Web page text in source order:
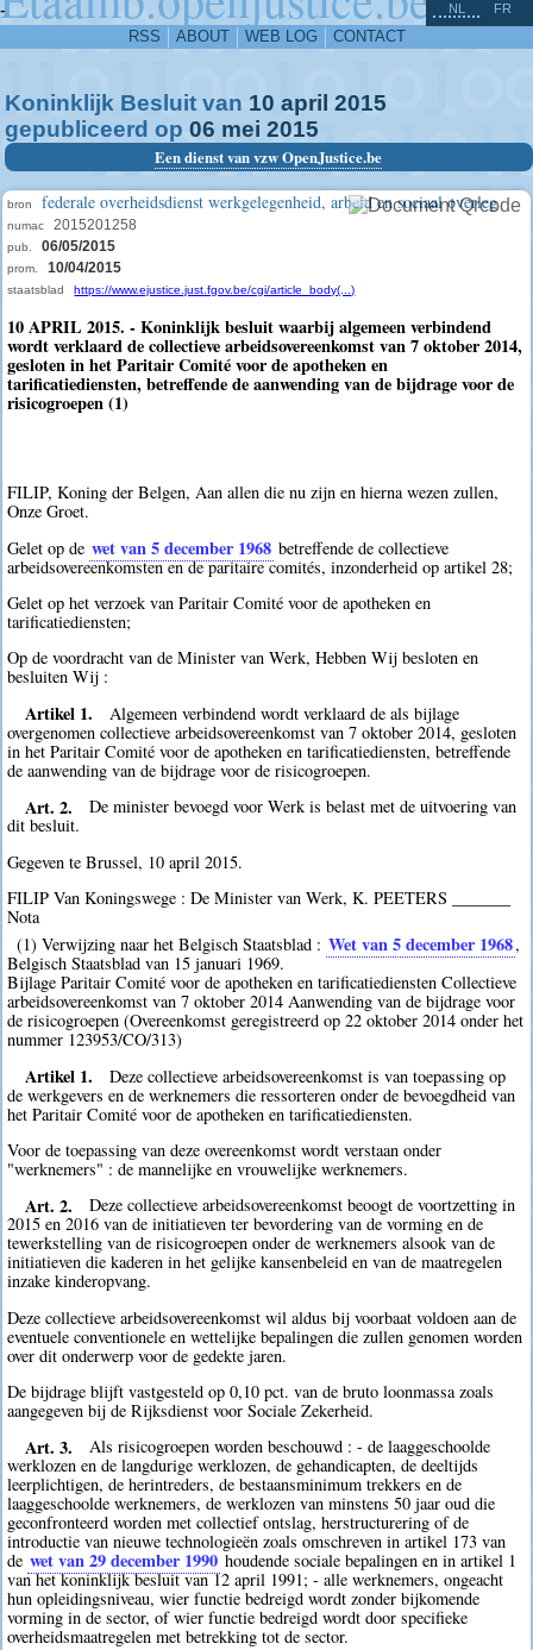
-
RSS ABOUT WEB LOG CONTACT
NL FR
Koninklijk Besluit van 10 april 2015
gepubliceerd op 06 mei 2015
Een dienst van vzw OpenJustice.be
bron federale overheidsdienst werkgelegenheid, arbeid en sociaal overleg
numac 2015201258
pub. 06/05/2015
prom. 10/04/2015
staatsblad https://www.ejustice.just.fgov.be/cgi/article_body(...)
10 APRIL 2015. - Koninklijk besluit waarbij algemeen verbindend
wordt verklaard de collectieve arbeidsovereenkomst van 7 oktober 2014,
gesloten in het Paritair Comité voor de apotheken en
tarificatiediensten, betreffende de aanwending van de bijdrage voor de
risicogroepen (1)
FILIP, Koning der Belgen, Aan allen die nu zijn en hierna wezen zullen,
Onze Groet.
Gelet op de wet van 5 december 1968 betreffende de collectieve
arbeidsovereenkomsten en de paritaire comités, inzonderheid op artikel 28;
Gelet op het verzoek van Paritair Comité voor de apotheken en
tarificatiediensten;
Op de voordracht van de Minister van Werk, Hebben Wij besloten en
besluiten Wij :
Artikel 1.
Algemeen verbindend wordt verklaard de als bijlage
overgenomen collectieve arbeidsovereenkomst van 7 oktober 2014, gesloten
in het Paritair Comité voor de apotheken en tarificatiediensten, betreffende
de aanwending van de bijdrage voor de risicogroepen.
Art. 2.
De minister bevoegd voor Werk is belast met de uitvoering van
dit besluit.
Gegeven te Brussel, 10 april 2015.
FILIP Van Koningswege : De Minister van Werk, K. PEETERS _______
Nota
(1) Verwijzing naar het Belgisch Staatsblad : Wet van 5 december 1968,
Belgisch Staatsblad van 15 januari 1969.
Bijlage Paritair Comité voor de apotheken en tarificatiediensten Collectieve
arbeidsovereenkomst van 7 oktober 2014 Aanwending van de bijdrage voor
de risicogroepen (Overeenkomst geregistreerd op 22 oktober 2014 onder het
nummer 123953/CO/313)
Artikel 1.
Deze collectieve arbeidsovereenkomst is van toepassing op
de werkgevers en de werknemers die ressorteren onder de bevoegdheid van
het Paritair Comité voor de apotheken en tarificatiediensten.
Voor de toepassing van deze overeenkomst wordt verstaan onder
"werknemers" : de mannelijke en vrouwelijke werknemers.
Art. 2.
Deze collectieve arbeidsovereenkomst beoogt de voortzetting in
2015 en 2016 van de initiatieven ter bevordering van de vorming en de
tewerkstelling van de risicogroepen onder de werknemers alsook van de
initiatieven die kaderen in het gelijke kansenbeleid en van de maatregelen
inzake kinderopvang.
Deze collectieve arbeidsovereenkomst wil aldus bij voorbaat voldoen aan de
eventuele conventionele en wettelijke bepalingen die zullen genomen worden
over dit onderwerp voor de gedekte jaren.
De bijdrage blijft vastgesteld op 0,10 pct. van de bruto loonmassa zoals
aangegeven bij de Rijksdienst voor Sociale Zekerheid.
Art. 3.
Als risicogroepen worden beschouwd : - de laaggeschoolde
werklozen en de langdurige werklozen, de gehandicapten, de deeltijds
leerplichtigen, de herintreders, de bestaansminimum trekkers en de
laaggeschoolde werknemers, de werklozen van minstens 50 jaar oud die
geconfronteerd worden met collectief ontslag, herstructurering of de
introductie van nieuwe technologieën zoals omschreven in artikel 173 van
de wet van 29 december 1990 houdende sociale bepalingen en in artikel 1
van het koninklijk besluit van 12 april 1991; - alle werknemers, ongeacht
hun opleidingsniveau, wier functie bedreigd wordt zonder bijkomende
vorming in de sector, of wier functie bedreigd wordt door specifieke
overheidsmaatregelen met betrekking tot de sector.
^